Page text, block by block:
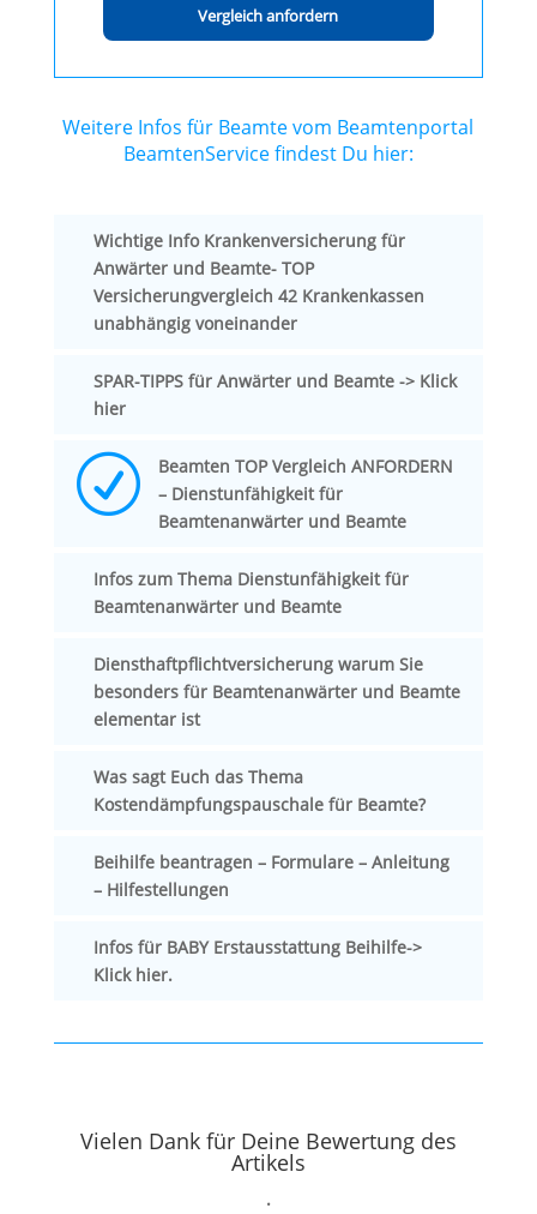
Weitere Infos für Beamte vom Beamtenportal
BeamtenService findest Du hier:
Wichtige Info Krankenversicherung für
Anwärter und Beamte- TOP
Versicherungvergleich 42 Krankenkassen
unabhängig voneinander
SPAR-TIPPS für Anwärter und Beamte -> Klick
hier
R
Beamten TOP Vergleich ANFORDERN
– Dienstunfähigkeit für
Beamtenanwärter und Beamte
Infos zum Thema Dienstunfähigkeit für
Beamtenanwärter und Beamte
Diensthaftpflichtversicherung warum Sie
besonders für Beamtenanwärter und Beamte
elementar ist
Was sagt Euch das Thema
Kostendämpfungspauschale für Beamte?
Beihilfe beantragen – Formulare – Anleitung
– Hilfestellungen
Infos für BABY Erstausstattung Beihilfe->
Klick hier.
Vielen Dank für Deine Bewertung des
Artikels
.